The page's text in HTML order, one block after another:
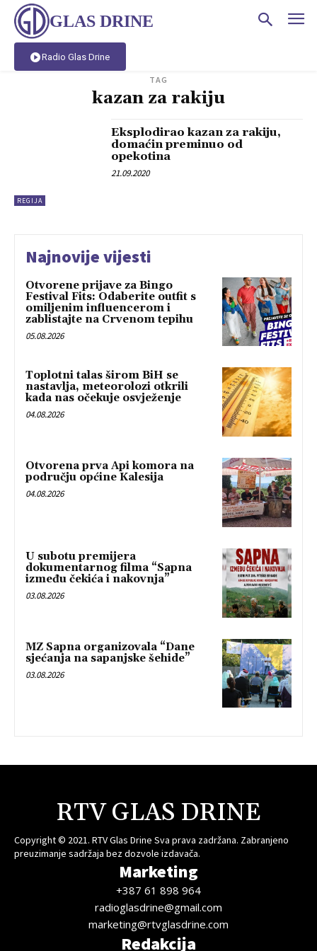
GLAS DRINE
Radio Glas Drine
TAG
kazan za rakiju
REGIJA
Eksplodirao kazan za rakiju,
domaćin preminuo od
opekotina
21.09.2020
Najnovije vijesti
Otvorene prijave za Bingo
Festival Fits: Odaberite outfit s
omiljenim influencerom i
zablistajte na Crvenom tepihu
05.08.2026
Toplotni talas širom BiH se
nastavlja, meteorolozi otkrili
kada nas očekuje osvježenje
04.08.2026
Otvorena prva Api komora na
području općine Kalesija
04.08.2026
U subotu premijera
dokumentarnog filma “Sapna
između čekića i nakovnja”
03.08.2026
MZ Sapna organizovala “Dane
sjećanja na sapanjske šehide”
03.08.2026
RTV GLAS DRINE
Copyright © 2021. RTV Glas Drine Sva prava zadržana. Zabranjeno
preuzimanje sadržaja bez dozvole izdavača.
Marketing
+387 61 898 964
radioglasdrine@gmail.com
marketing@rtvglasdrine.com
Redakcija